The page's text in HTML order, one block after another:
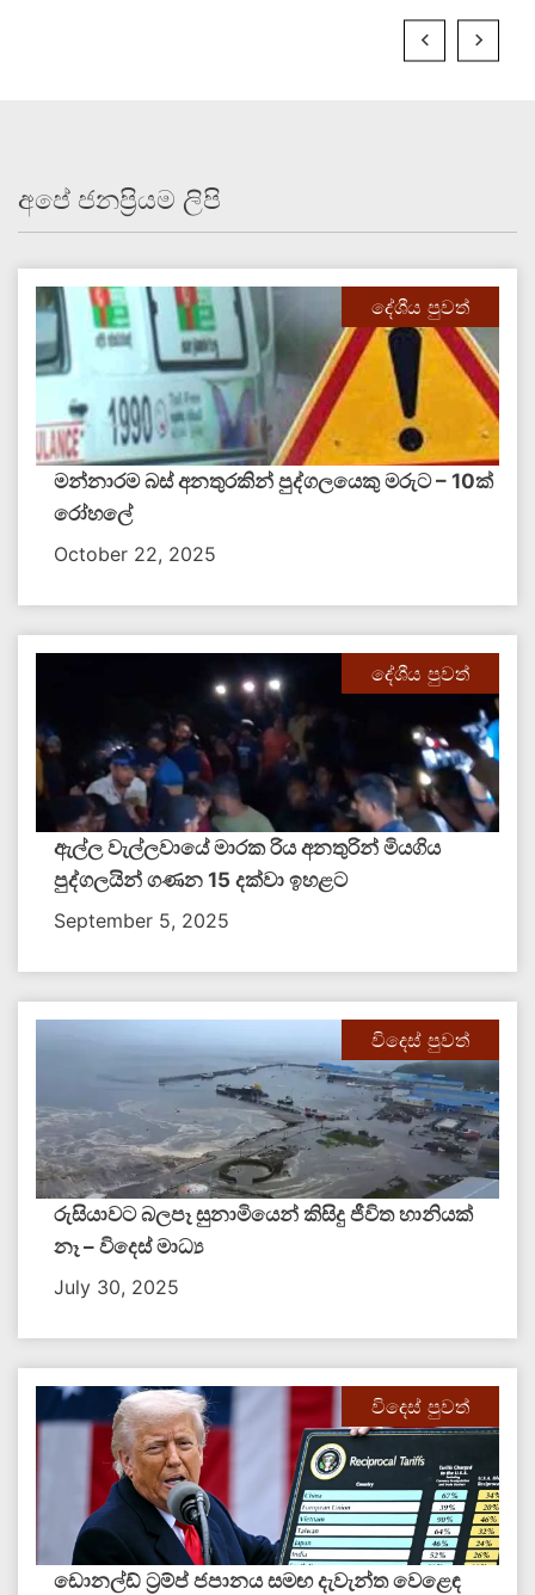
අපේ ජනප්‍රියම ලිපි
දේශීය පුවත්
මන්නාරම බස් අනතුරකින් පුද්ගලයෙකු මරුට – 10ක්
‍රෝහලේ
October 22, 2025
දේශීය පුවත්
ඇල්ල වැල්ලවායේ මාරක රිය අනතුරින් මියගිය
පුද්ගලයින් ගණන 15 දක්වා ඉහළට
September 5, 2025
විදෙස් පුවත්
රුසියාවට බලපෑ සුනාමියෙන් කිසිදු ජීවිත හානියක්
නෑ – විදෙස් මාධ්‍ය
July 30, 2025
විදෙස් පුවත්
ඩොනල්ඩ් ට්‍රම්ප් ජපානය සමඟ දැවැන්ත වෙළෙඳ